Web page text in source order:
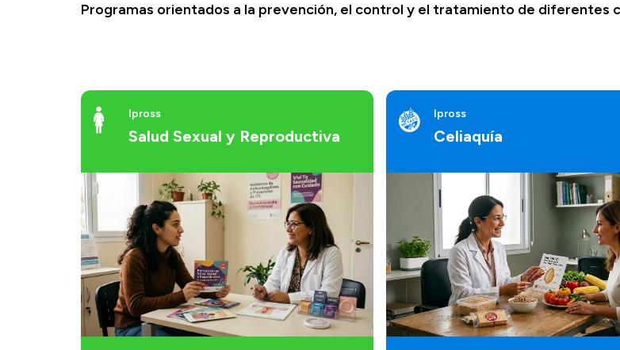
Programas orientados a la prevención, el control y el tratamiento de diferentes
Salud Sexual y Reproductiva
Ipross
Celiaquía
Ipross